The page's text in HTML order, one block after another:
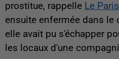
prostitue, rappelle Le
ensuite enfermée dans le
elle avait pu s'échapper
les locaux d'une